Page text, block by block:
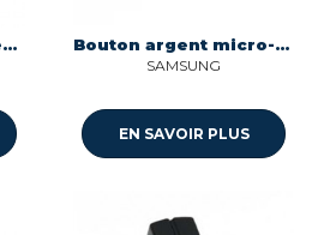
Selecteur rotatif interrupteur micro-ondes pour four Aeg 809062602 Bouton argent micro-ondes Samsung DE64-02710D
SAMSUNG
EN SAVOIR PLUS